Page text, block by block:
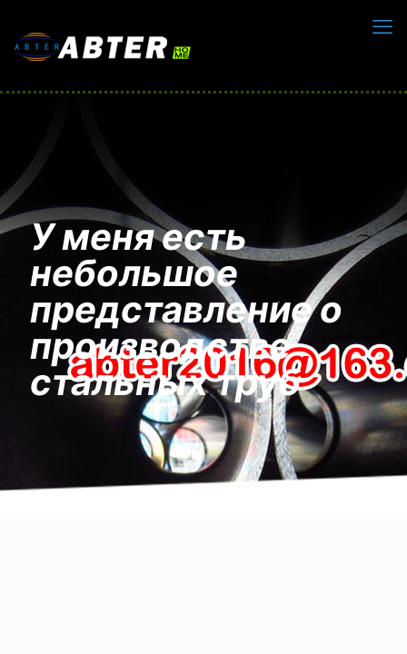
У меня есть
небольшое
представление о
производстве
стальных труб